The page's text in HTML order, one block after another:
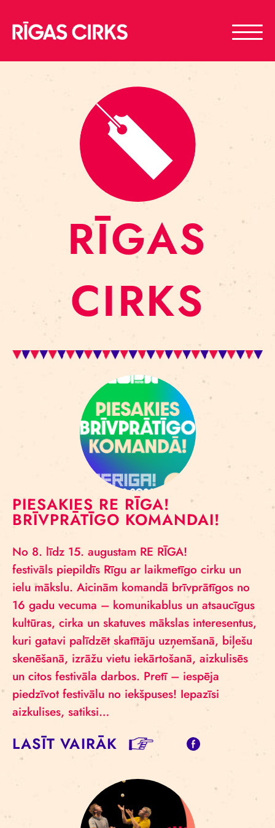
RĪGAS
CIRKS
PIESAKIES RE RĪGA!
BRĪVPRĀTĪGO KOMANDAI!
No 8. līdz 15. augustam RE RĪGA!
festivāls piepildīs Rīgu ar laikmetīgo cirku un
ielu mākslu. Aicinām komandā brīvprātīgos no
16 gadu vecuma – komunikablus un atsaucīgus
kultūras, cirka un skatuves mākslas interesentus,
kuri gatavi palīdzēt skatītāju uzņemšanā, biļešu
skenēšanā, izrāžu vietu iekārtošanā, aizkulisēs
un citos festivāla darbos. Pretī – iespēja
piedzīvot festivālu no iekšpuses! Iepazīsi
aizkulises, satiksi…
LASĪT VAIRĀK